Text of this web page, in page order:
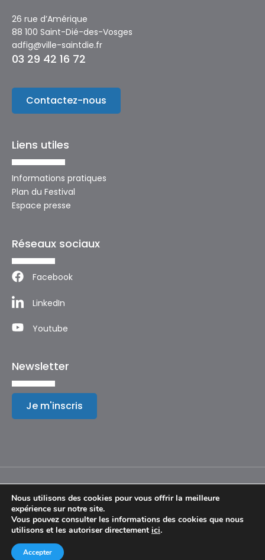
26 rue d’Amérique
88 100 Saint-Dié-des-Vosges
adfig@ville-saintdie.fr
03 29 42 16 72
Contactez-nous
Liens utiles
Informations pratiques
Plan du Festival
Espace presse
Réseaux sociaux
Facebook
LinkedIn
Youtube
Newsletter
Je m'inscris
© Copyright 2024 – Festival International de Géographie
Mentions légales
Nous utilisons des cookies pour vous offrir la meilleure
expérience sur notre site.
Vous pouvez consulter les informations des cookies que nous
utilisons et les autoriser directement ici.
Accepter